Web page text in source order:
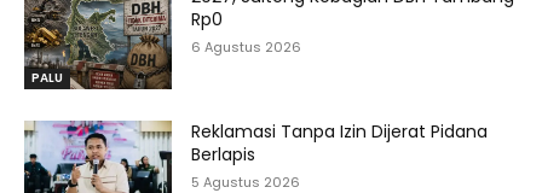
PALU
Rp0
6 Agustus 2026
Reklamasi Tanpa Izin Dijerat Pidana
Berlapis
5 Agustus 2026